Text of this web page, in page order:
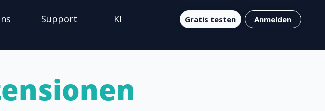
Support KI Gratis testen Anmelden